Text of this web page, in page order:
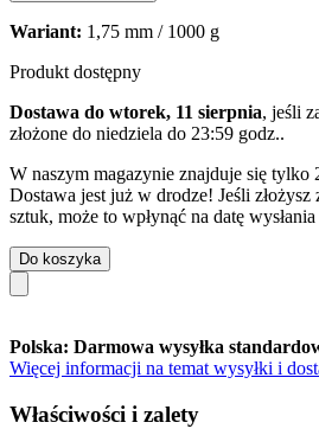
Wariant: 1,75 mm / 1000 g
Produkt dostępny
Dostawa do wtorek, 11 sierpnia, jeśli
złożone do niedziela do 23:59 godz..
W naszym magazynie znajduje się tylko
Dostawa jest już w drodze! Jeśli
sztuk, może to wpłynąć na datę
Do koszyka
Polska: Darmowa wysyłka
Więcej informacji na temat wysyłki i
Właściwości i zalety